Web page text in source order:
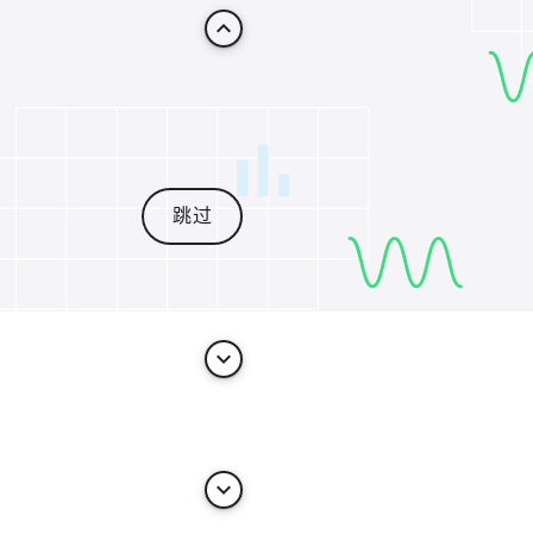
keyboard_arrow_up
跳过
keyboard_arrow_down
keyboard_arrow_down